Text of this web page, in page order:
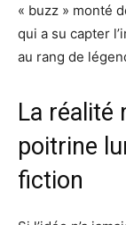
« buzz » monté
qui a su capter
au rang de
La réalité
poitrine
fiction